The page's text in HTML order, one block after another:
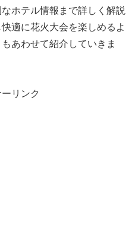
ホテル情報まで詳しく解説
適に花火大会を楽しめるよ
あわせて紹介していきま
リンク